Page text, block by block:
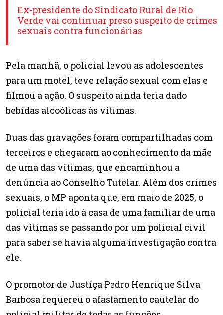
Ex-presidente do Sindicato Rural de Rio
Verde vai continuar preso suspeito de crimes
sexuais contra funcionárias
Pela manhã, o policial levou as adolescentes
para um motel, teve relação sexual com elas e
filmou a ação. O suspeito ainda teria dado
bebidas alcoólicas às vítimas.
Duas das gravações foram compartilhadas com
terceiros e chegaram ao conhecimento da mãe
de uma das vítimas, que encaminhou a
denúncia ao Conselho Tutelar. Além dos crimes
sexuais, o MP aponta que, em maio de 2025, o
policial teria ido à casa de uma familiar de uma
das vítimas se passando por um policial civil
para saber se havia alguma investigação contra
ele.
O promotor de Justiça Pedro Henrique Silva
Barbosa requereu o afastamento cautelar do